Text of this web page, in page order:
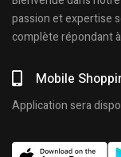
passion et expertise
complète répondant
Mobile
Application sera